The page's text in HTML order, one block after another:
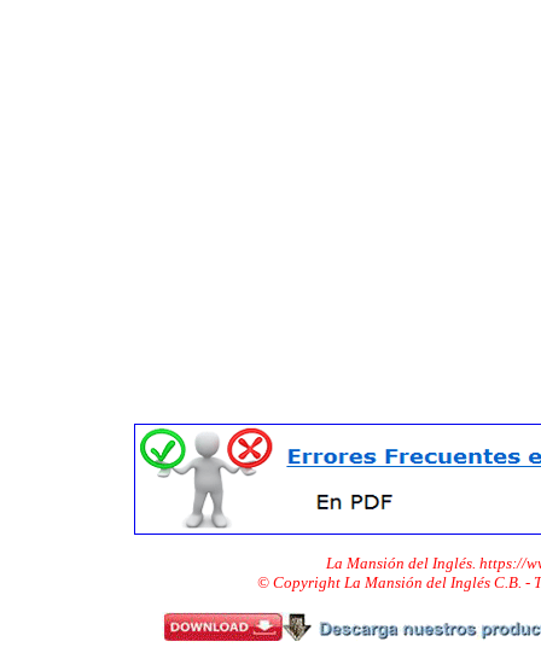
La Mansión del Inglés. https://
© Copyright La Mansión del Inglés C.B. -